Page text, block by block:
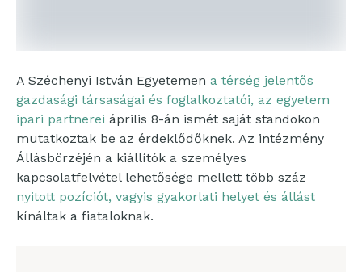
A Széchenyi István Egyetemen a térség jelentős
gazdasági társaságai és foglalkoztatói, az egyetem
ipari partnerei április 8-án ismét saját standokon
mutatkoztak be az érdeklődőknek. Az intézmény
Állásbörzéjén a kiállítók a személyes
kapcsolatfelvétel lehetősége mellett több száz
nyitott pozíciót, vagyis gyakorlati helyet és állást
kínáltak a fiataloknak.